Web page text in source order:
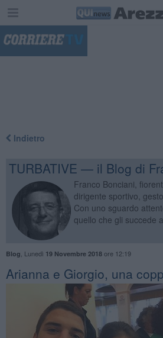
Indietro
TURBATIVE — il Blog di
Franco Bonciani,
dirigente sportivo,
Con uno sguardo
quello che gli succede
Blog Lunedì 19 Novembre 2018ore 12:19
Arianna e Giorgio, una